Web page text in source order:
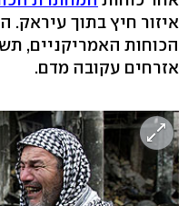
איזור חיץ בתוך
הכוחות האמריקניים,
אזרחים עקובה מדם.